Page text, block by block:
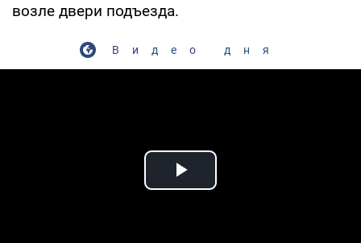
возле двери подъезда.
Видео дня
Play Video